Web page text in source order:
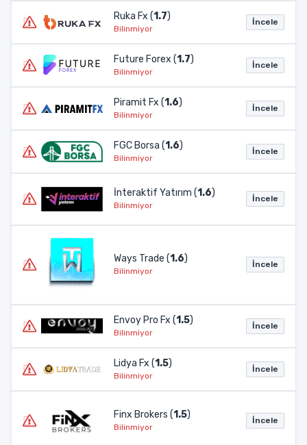
Ruka Fx (1.7)
Bilinmiyor
İncele
Future Forex (1.7)
Bilinmiyor
İncele
Piramit Fx (1.6)
Bilinmiyor
İncele
FGC Borsa (1.6)
Bilinmiyor
İncele
İnteraktif Yatırım (1.6)
Bilinmiyor
İncele
Ways Trade (1.6)
Bilinmiyor
İncele
Envoy Pro Fx (1.5)
Bilinmiyor
İncele
Lidya Fx (1.5)
Bilinmiyor
İncele
Finx Brokers (1.5)
Bilinmiyor
İncele